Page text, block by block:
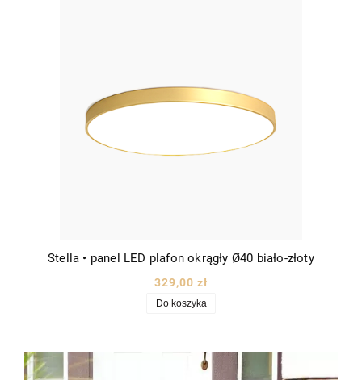
Stella • panel LED plafon okrągły Ø40 biało-złoty
329,00 zł
Do koszyka